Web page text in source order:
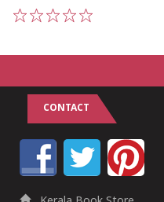
CONTACT